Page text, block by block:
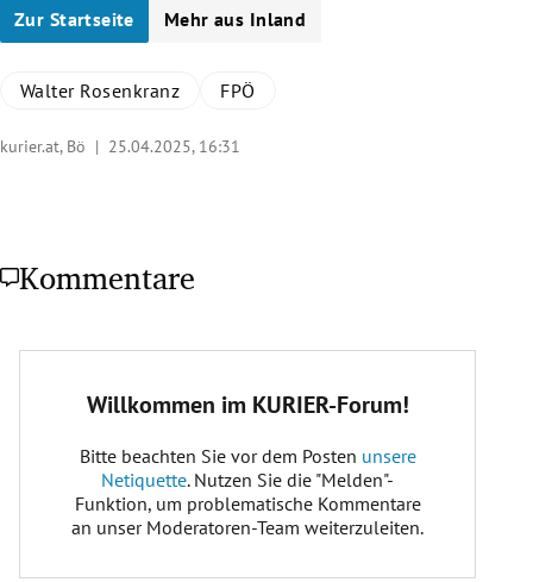
Zur Startseite Mehr aus Inland
Walter Rosenkranz FPÖ
kurier.at, Bö | 25.04.2025, 16:31
Kommentare